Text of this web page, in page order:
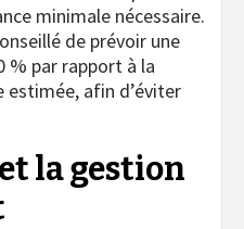
minimale nécessaire.
de prévoir une
% par rapport à la
afin d’éviter
la gestion